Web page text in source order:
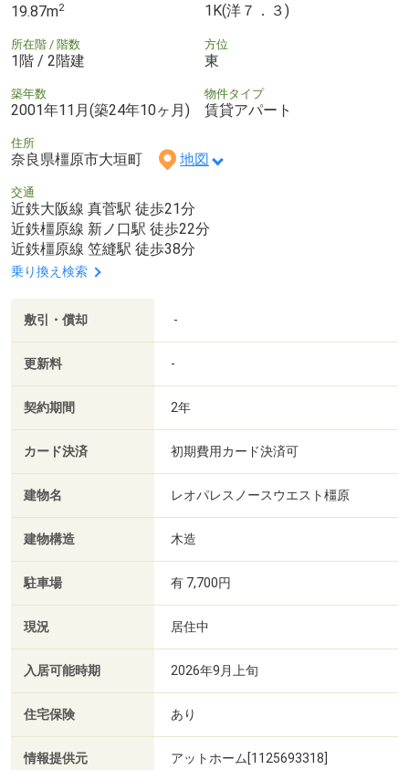
19.87m2 1K(洋７．３)
所在階 / 階数
1階 / 2階建
方位
東
築年数
2001年11月(築24年10ヶ月)
物件タイプ
賃貸アパート
住所
奈良県橿原市大垣町 地図
交通
近鉄大阪線 真菅駅 徒歩21分
近鉄橿原線 新ノ口駅 徒歩22分
近鉄橿原線 笠縫駅 徒歩38分
乗り換え検索
敷引・償却 -
更新料 -
契約期間 2年
カード決済 初期費用カード決済可
建物名 レオパレスノースウエスト橿原
建物構造 木造
駐車場 有 7,700円
現況 居住中
入居可能時期 2026年9月上旬
住宅保険 あり
情報提供元 アットホーム[1125693318]